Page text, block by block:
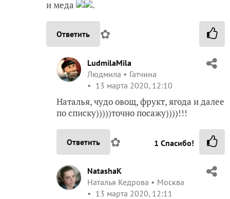
и меда
.
Ответить ✿
LudmilaMila
Людмила
Гатчина
13 марта 2020, 12:10
Наталья, чудо овощ, фрукт, ягода и далее
по списку)))))точно посажу))))!!!
Ответить ✿ 1 Спасибо!
NatashaK
Наталья Кедрова
Москва
13 марта 2020, 12:11